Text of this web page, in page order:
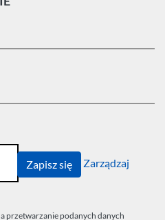
Zarządzaj
przetwarzanie podanych danych